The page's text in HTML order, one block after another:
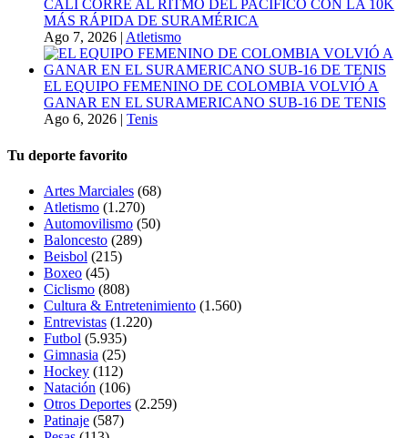
CALI CORRE AL RITMO DEL PACIFICO CON LA 10K
MÁS RÁPIDA DE SURAMÉRICA
Ago 7, 2026 Atletismo
EL EQUIPO FEMENINO DE COLOMBIA VOLVIÓ A
GANAR EN EL SURAMERICANO SUB-16 DE TENIS
Ago 6, 2026
Tenis
Tu deporte favorito
Artes Marciales (68)
Atletismo (1.270)
Automovilismo (50)
Baloncesto (289)
Beisbol (215)
Boxeo (45)
Ciclismo (808)
Cultura & Entretenimiento (1.560)
Entrevistas (1.220)
Futbol (5.935)
Gimnasia (25)
Hockey (112)
Natación (106)
Otros Deportes (2.259)
Patinaje (587)